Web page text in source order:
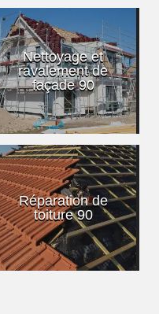
Nettoyage et
ravalement de
façade 90
Réparation de
toiture 90